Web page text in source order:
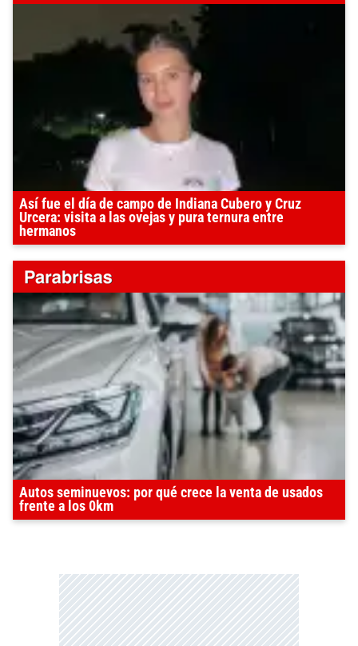
Así fue el día de campo de Indiana Cubero y Cruz
Urcera: visita a las ovejas y pura ternura entre
hermanos
Autos seminuevos: por qué crece la venta de usados
frente a los 0km